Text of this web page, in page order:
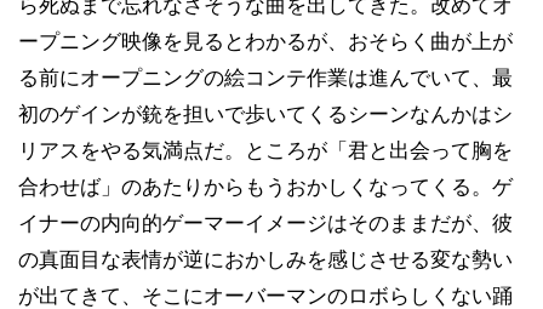
ら死ぬまで忘れなさそうな曲を出してきた。改めてオ
ープニング映像を見るとわかるが、おそらく曲が上が
る前にオープニングの絵コンテ作業は進んでいて、最
初のゲインが銃を担いで歩いてくるシーンなんかはシ
リアスをやる気満点だ。ところが「君と出会って胸を
合わせば」のあたりからもうおかしくなってくる。ゲ
イナーの内向的ゲーマーイメージはそのままだが、彼
の真面目な表情が逆におかしみを感じさせる変な勢い
が出てきて、そこにオーバーマンのロボらしくない踊